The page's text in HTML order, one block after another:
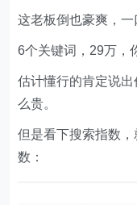
这老板倒也豪爽，一
6个关键词，29万，
估计懂行的肯定说
么贵。
但是看下搜索指数
数：